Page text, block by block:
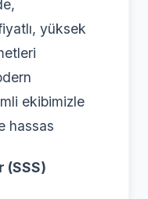
yüksek
ekibimizle
hassas
(SSS)